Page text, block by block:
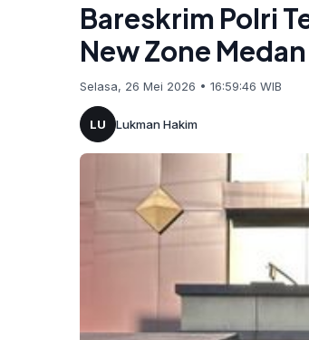
Bareskrim Polri
New Zone
Selasa, 26 Mei 2026 • 16:59:46 WIB
LU Lukman Hakim